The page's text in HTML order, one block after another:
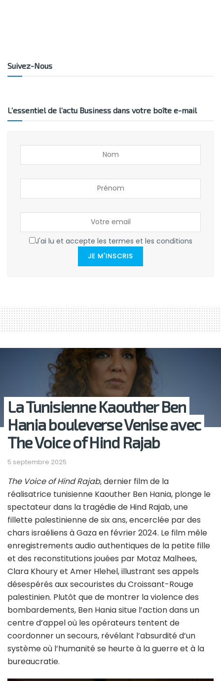
Suivez-Nous
L’essentiel de l’actu Business dans votre boîte e-mail
J'ai lu et accepte les termes et les conditions
JE M'INSCRIS
La Tunisienne Kaouther Ben
Hania bouleverse Venise avec
The Voice of Hind Rajab
5 septembre 2025
The Voice of Hind Rajab, dernier film de la
réalisatrice tunisienne Kaouther Ben Hania, plonge le
spectateur dans la tragédie de Hind Rajab, une
fillette palestinienne de six ans, encerclée par des
chars israéliens à Gaza en février 2024. Le film mêle
enregistrements audio authentiques de la petite fille
et des reconstitutions jouées par Motaz Malhees,
Clara Khoury et Amer Hlehel, illustrant ses appels
désespérés aux secouristes du Croissant-Rouge
palestinien. Plutôt que de montrer la violence des
bombardements, Ben Hania situe l’action dans un
centre d’appel où les opérateurs tentent de
coordonner un secours, révélant l’absurdité d’un
système où l’humanité se heurte à la guerre et à la
bureaucratie.